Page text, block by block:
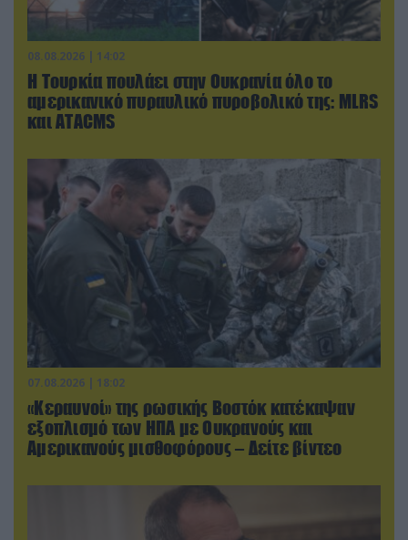
08.08.2026 | 14:02
Η Τουρκία πουλάει στην Ουκρανία όλο το
αμερικανικό πυραυλικό πυροβολικό της: MLRS
και ΑΤΑCMS
07.08.2026 | 18:02
«Κεραυνοί» της ρωσικής Βοστόκ κατέκαψαν
εξοπλισμό των ΗΠΑ με Ουκρανούς και
Αμερικανούς μισθοφόρους – Δείτε βίντεο